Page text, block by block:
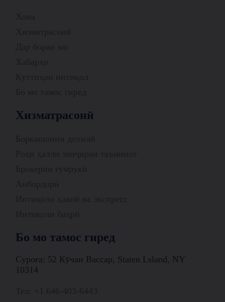
Хизматрасонӣ
Бо мо тамос гиред
Суроға: 52 Кӯчаи Вассар, Staten Lsland, NY
10314